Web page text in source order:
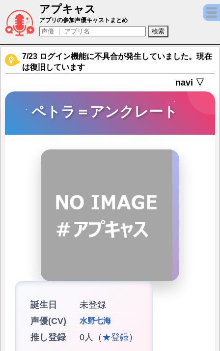
アプキャス
ペトラ＝アンクレート（声優：水野七海)【
アプリの参加声優キャストまとめ
7/23 ログイン機能に不具合が発生していました。現在
は復旧しています
navi ▽
ペトラ＝アンクレート
誕生日
未登録
声優(CV)
水野七海
推し登録 0人（ ★登録）